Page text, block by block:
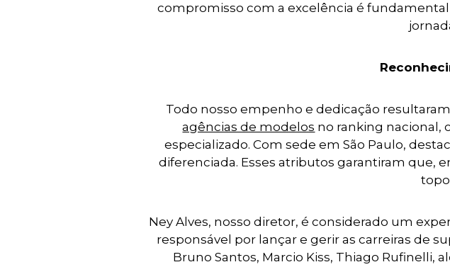
compromisso com a excelência é
Todo nosso empenho e dedicação
agências de modelos no ranking nacional,
especializado. Com sede em São Paulo,
diferenciada. Esses atributos garantiram que,
Ney Alves, nosso diretor, é considerado um
responsável por lançar e gerir as carreiras de
Bruno Santos, Marcio Kiss, Thiago Rufinelli,